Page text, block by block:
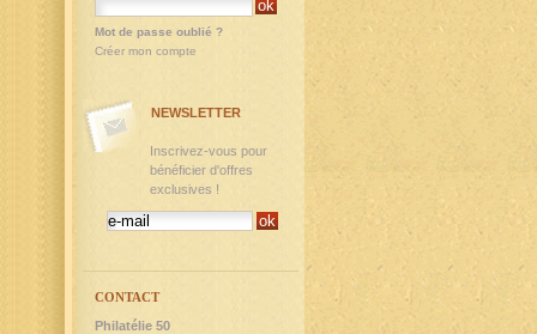
Mot de passe oublié ?
Créer mon compte
NEWSLETTER
Inscrivez-vous pour
bénéficier d'offres
exclusives !
CONTACT
Philatélie 50